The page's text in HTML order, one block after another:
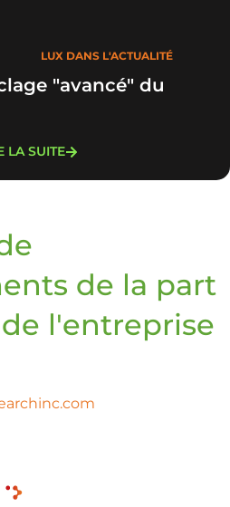
LUX DANS L'ACTUALITÉ
"avancé" du
LA SUITE
de la part
l'entreprise